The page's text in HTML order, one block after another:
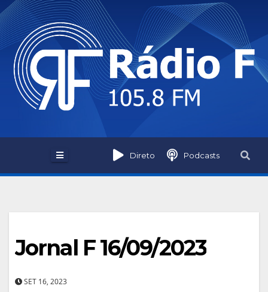
Skip
to
content
Direto Podcasts
Jornal F 16/09/2023
SET 16, 2023